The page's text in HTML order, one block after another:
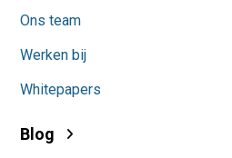
Ons team
Werken bij
Whitepapers
Blog